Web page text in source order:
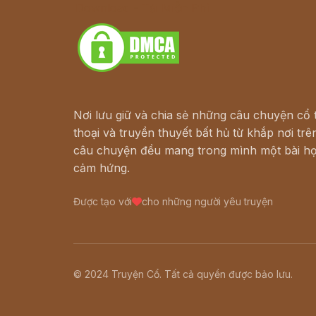
Nơi lưu giữ và chia sẻ những câu chuyện cổ
thoại và truyền thuyết bất hủ từ khắp nơi
câu chuyện đều mang trong mình một bài
cảm hứng.
Được tạo với cho những người yêu truyện
© 2024 Truyện Cổ. Tất cả quyền được bảo lưu.